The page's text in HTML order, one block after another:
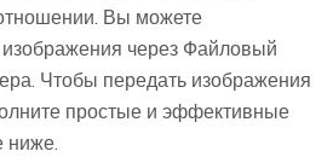
Вы можете
изображения через Файловый
Чтобы передать изображения
простые и эффективные
ниже.